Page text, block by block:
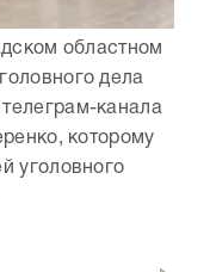
областном
дела
канала
которому
уголовного